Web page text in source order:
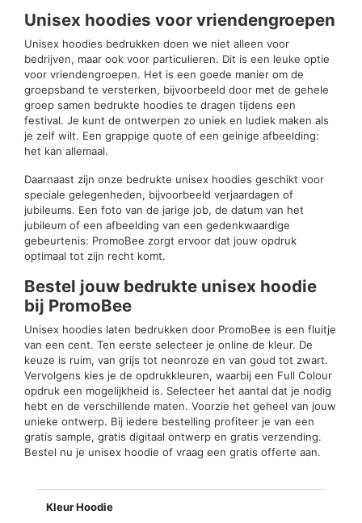
Unisex hoodies voor vriendengroepen
Unisex hoodies bedrukken doen we niet alleen voor
bedrijven, maar ook voor particulieren. Dit is een leuke optie
voor vriendengroepen. Het is een goede manier om de
groepsband te versterken, bijvoorbeeld door met de gehele
groep samen bedrukte hoodies te dragen tijdens een
festival. Je kunt de ontwerpen zo uniek en ludiek maken als
je zelf wilt. Een grappige quote of een geinige afbeelding:
het kan allemaal.
Daarnaast zijn onze bedrukte unisex hoodies geschikt voor
speciale gelegenheden, bijvoorbeeld verjaardagen of
jubileums. Een foto van de jarige job, de datum van het
jubileum of een afbeelding van een gedenkwaardige
gebeurtenis: PromoBee zorgt ervoor dat jouw opdruk
optimaal tot zijn recht komt.
Bestel jouw bedrukte unisex hoodie
bij PromoBee
Unisex hoodies laten bedrukken door PromoBee is een fluitje
van een cent. Ten eerste selecteer je online de kleur. De
keuze is ruim, van grijs tot neonroze en van goud tot zwart.
Vervolgens kies je de opdrukkleuren, waarbij een Full Colour
opdruk een mogelijkheid is. Selecteer het aantal dat je nodig
hebt en de verschillende maten. Voorzie het geheel van jouw
unieke ontwerp. Bij iedere bestelling profiteer je van een
gratis sample, gratis digitaal ontwerp en gratis verzending.
Bestel nu je unisex hoodie of vraag een gratis offerte aan.
Kleur Hoodie